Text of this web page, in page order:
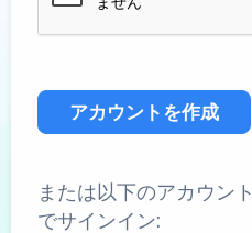
アカウントを作成
または以下のアカウント
でサインイン: